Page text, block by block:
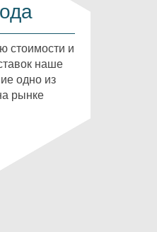
стоимости и
наше
одно из
рынке